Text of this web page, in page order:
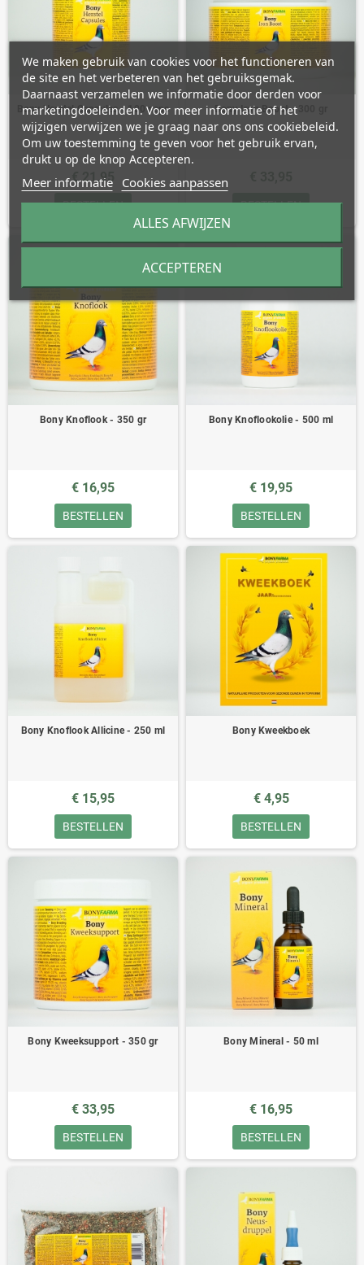
Bony Herstel Capsules - 100 caps
€ 21,95
BESTELLEN
Bony Iron Boost - 300 gr
BESTELLEN
Bony Knoflook - 350 gr
€ 16,95
BESTELLEN
Bony Knoflookolie - 500 ml
€ 19,95
BESTELLEN
Bony Knoflook Allicine - 250 ml
€ 15,95
BESTELLEN
Bony Kweekboek
€ 4,95
BESTELLEN
Bony Kweeksupport - 350 gr
€ 33,95
BESTELLEN
Bony Mineral - 50 ml
€ 16,95
BESTELLEN
We maken gebruik van cookies voor het functioneren van
de site en het verbeteren van het gebruiksgemak.
Daarnaast verzamelen we informatie door derden voor
marketingdoeleinden. Voor meer informatie of het
wijzigen verwijzen we je graag naar ons ons cookiebeleid.
Om uw toestemming te geven voor het gebruik ervan,
drukt u op de knop Accepteren.
Meer informatie Cookies aanpassen
ALLES AFWIJZEN
ACCEPTEREN